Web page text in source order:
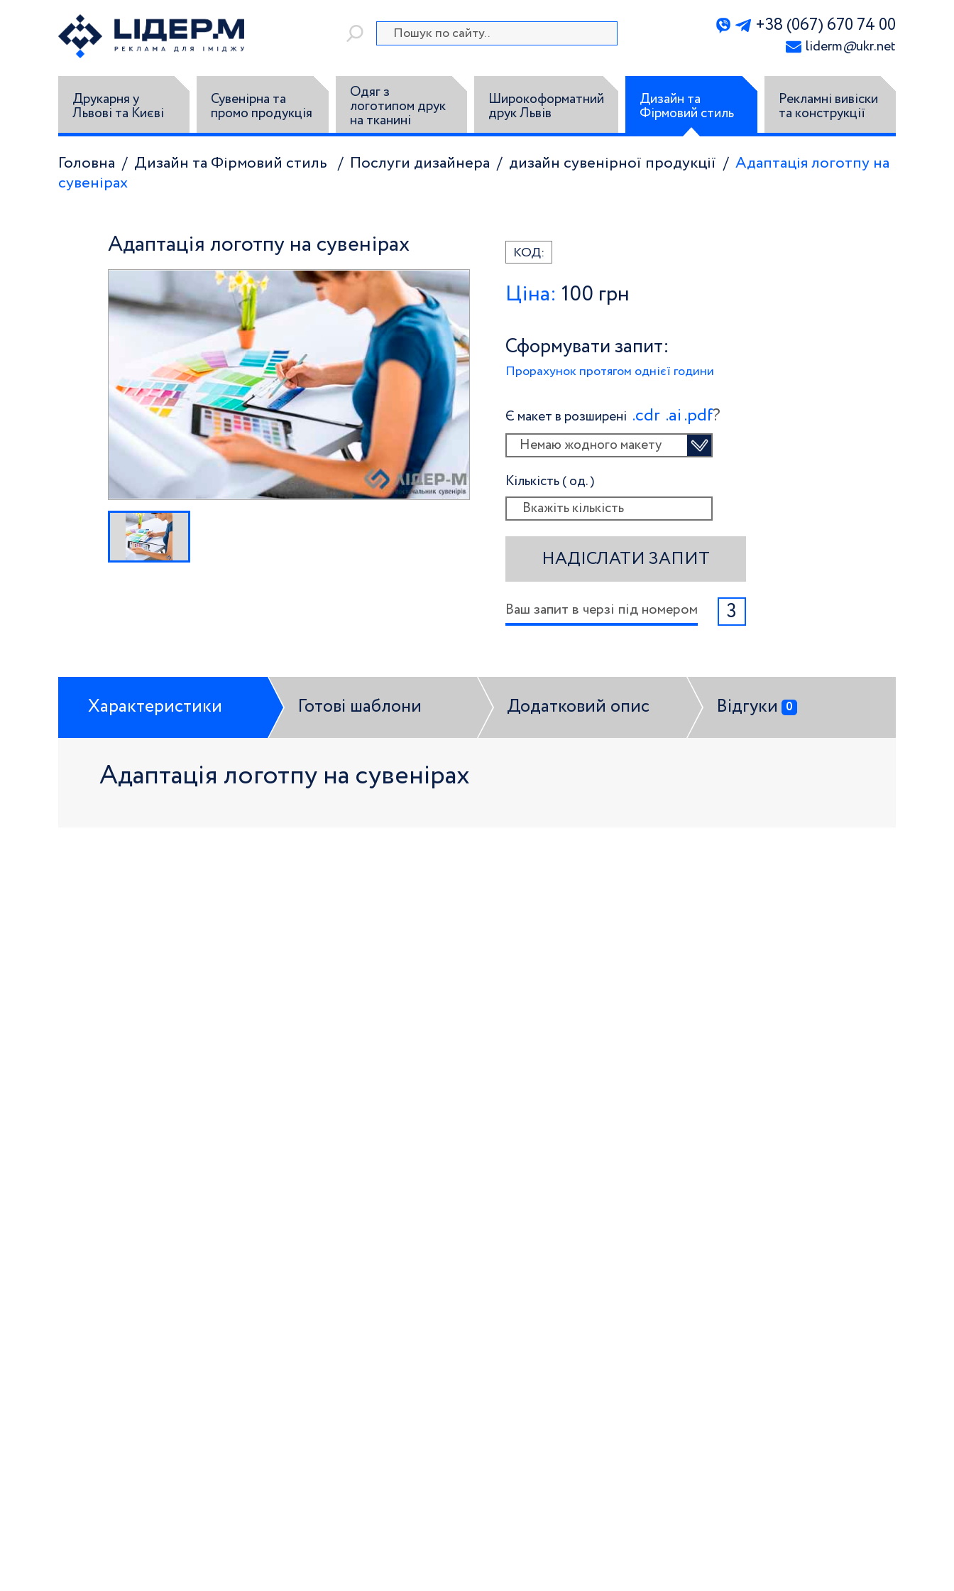
+38 (067) 670 74 00
liderm@ukr.net
Друкарня у
Львові та Києві
Сувенірна та
промо продукція
Одяг з
логотипом друк
на тканині
Широкоформатний
друк Львів
Дизайн та
Фірмовий стиль
Рекламні вивіски
та конструкції
Головна Дизайн та Фірмовий стиль Послуги дизайнера дизайн сувенірної продукції
Адаптація логотпу на
сувенірах
Адаптація логотпу на сувенірах КОД:
Ціна: 100 грн
Сформувати запит:
Прорахунок протягом однієї години
Є макет в розширені .сdr .ai .pdf?
Немаю жодного макету
Кількість ( од. )
НАДІСЛАТИ ЗАПИТ
Ваш запит в черзі під номером 3
Характеристики Готові шаблони Додатковий опис Відгуки 0
Адаптація логотпу на сувенірах